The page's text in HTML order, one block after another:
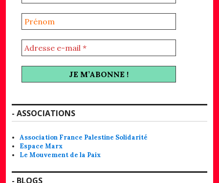
- ASSOCIATIONS
Association France Palestine Solidarité
Espace Marx
Le Mouvement de la Paix
- BLOGS